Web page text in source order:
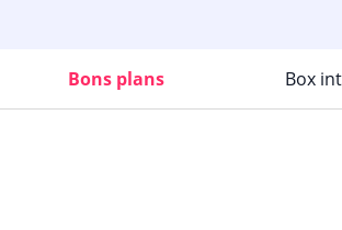
Bons plans Box